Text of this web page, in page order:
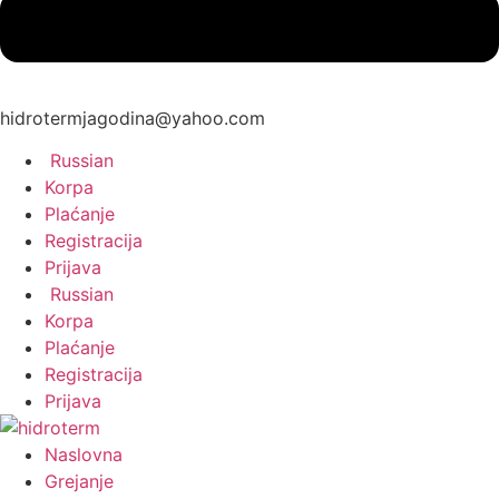
hidrotermjagodina@yahoo.com
Russian
Korpa
Plaćanje
Registracija
Prijava
Russian
Korpa
Plaćanje
Registracija
Prijava
Naslovna
Grejanje